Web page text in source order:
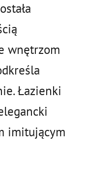
wnętrzom
Łazienki
imitującym